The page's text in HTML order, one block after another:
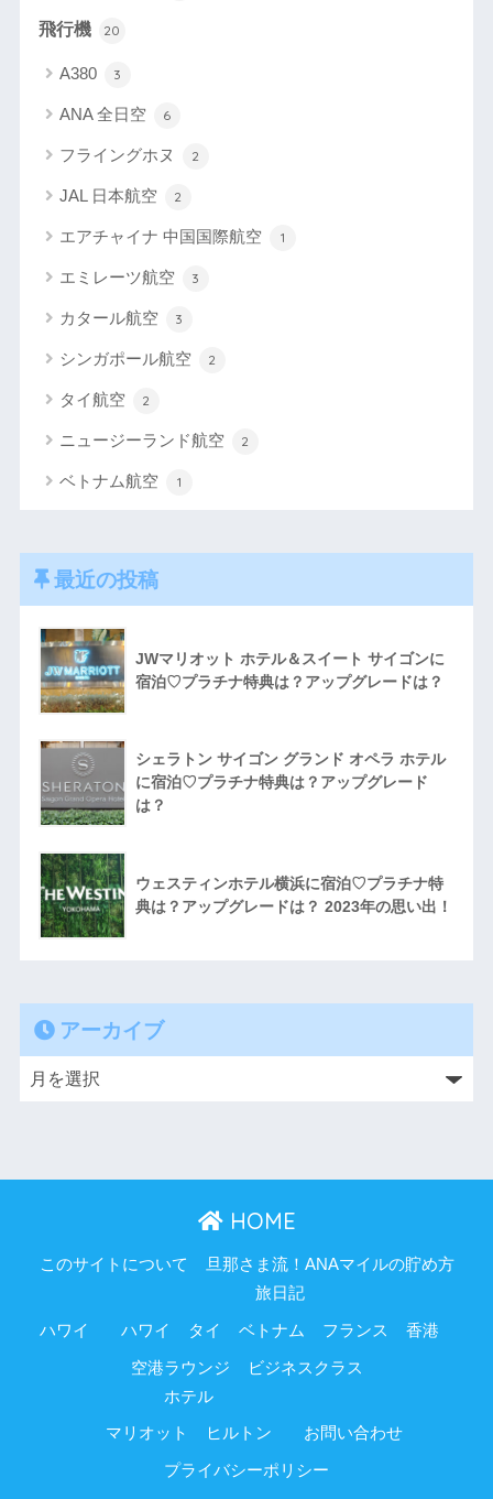
飛行機 20
A380 3
ANA 全日空 6
フライングホヌ 2
JAL 日本航空 2
エアチャイナ 中国国際航空 1
エミレーツ航空 3
カタール航空 3
シンガポール航空 2
タイ航空 2
ニュージーランド航空 2
ベトナム航空 1
最近の投稿
JWマリオット ホテル＆スイート サイゴンに
宿泊♡プラチナ特典は？アップグレードは？
シェラトン サイゴン グランド オペラ ホテル
に宿泊♡プラチナ特典は？アップグレード
は？
ウェスティンホテル横浜に宿泊♡プラチナ特
典は？アップグレードは？ 2023年の思い出！
アーカイブ
HOME
このサイトについて 旦那さま流！ANAマイルの貯め方
ハワイ
旅日記
ハワイ タイ ベトナム フランス 香港
空港ラウンジ
ビジネスクラス
ホテル
マリオット ヒルトン お問い合わせ
プライバシーポリシー